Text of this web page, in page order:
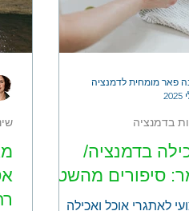
בנוגע לרמזים/ חפצים ה
בדמנציה/
סיפורים מהשטח
לאתגרי אוכל ואכילה
בדמנציה
פאר מומחית לדמנציה